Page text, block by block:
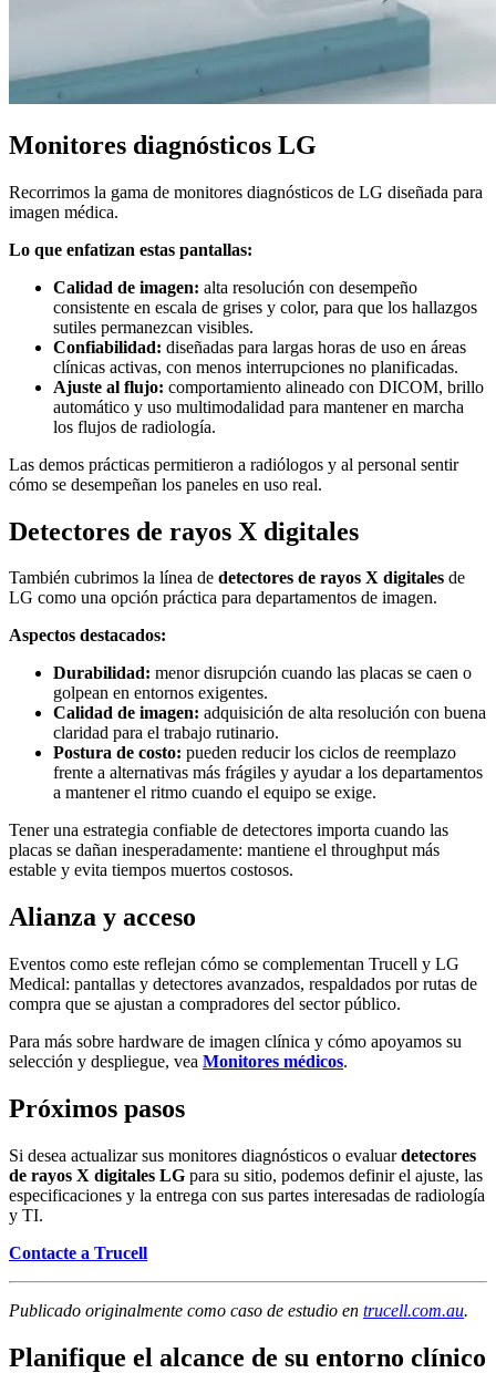
Monitores diagnósticos LG
Recorrimos la gama de monitores diagnósticos de LG diseñada para
imagen médica.
Lo que enfatizan estas pantallas:
Calidad de imagen: alta resolución con desempeño
consistente en escala de grises y color, para que los hallazgos
sutiles permanezcan visibles.
Confiabilidad: diseñadas para largas horas de uso en áreas
clínicas activas, con menos interrupciones no planificadas.
Ajuste al flujo: comportamiento alineado con DICOM, brillo
automático y uso multimodalidad para mantener en marcha
los flujos de radiología.
Las demos prácticas permitieron a radiólogos y al personal sentir
cómo se desempeñan los paneles en uso real.
Detectores de rayos X digitales
También cubrimos la línea de detectores de rayos X digitales de
LG como una opción práctica para departamentos de imagen.
Aspectos destacados:
Durabilidad: menor disrupción cuando las placas se caen o
golpean en entornos exigentes.
Calidad de imagen: adquisición de alta resolución con buena
claridad para el trabajo rutinario.
Postura de costo: pueden reducir los ciclos de reemplazo
frente a alternativas más frágiles y ayudar a los departamentos
a mantener el ritmo cuando el equipo se exige.
Tener una estrategia confiable de detectores importa cuando las
placas se dañan inesperadamente: mantiene el throughput más
estable y evita tiempos muertos costosos.
Alianza y acceso
Eventos como este reflejan cómo se complementan Trucell y LG
Medical: pantallas y detectores avanzados, respaldados por rutas de
compra que se ajustan a compradores del sector público.
Para más sobre hardware de imagen clínica y cómo apoyamos su
selección y despliegue, vea Monitores médicos.
Próximos pasos
Si desea actualizar sus monitores diagnósticos o evaluardetectores
de rayos X digitales LG para su sitio, podemos definir el ajuste, las
especificaciones y la entrega con sus partes interesadas de radiología
y TI.
Contacte a Trucell
Publicado originalmente como caso de estudio en trucell.com.au.
Planifique el alcance de su entorno clínico